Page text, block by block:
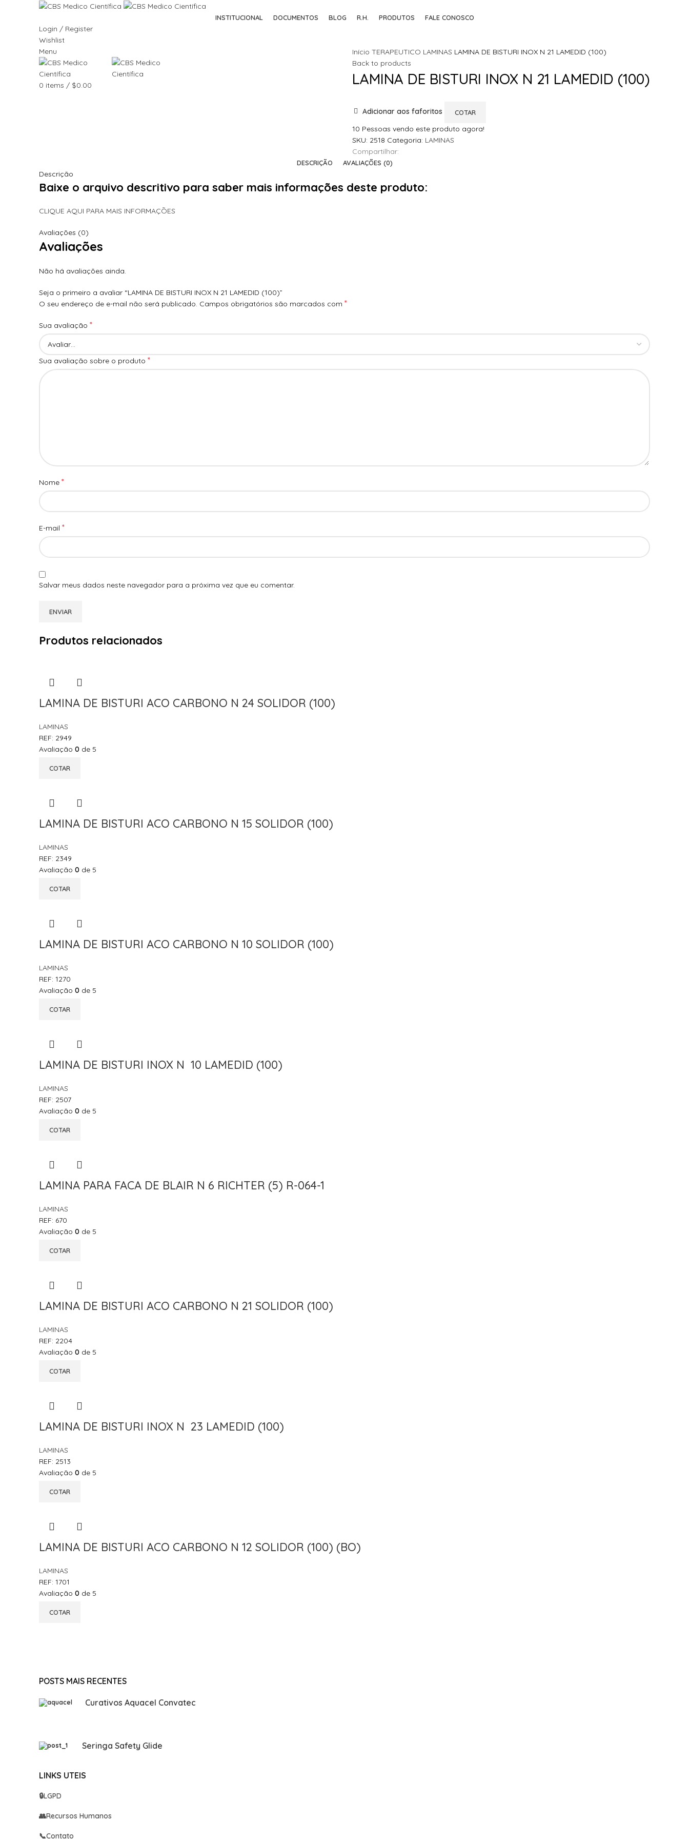
INSTITUCIONAL DOCUMENTOS BLOG R.H. PRODUTOS FALE CONOSCO
Login / Register
Wishlist
Menu
0 items / $0.00
Click to enlarge
Início TERAPEUTICO LAMINAS LAMINA DE BISTURI INOX N 21 LAMEDID (100)
Back to products
LAMINA DE BISTURI INOX N 21 LAMEDID (100)
Adicionar aos faforitos COTAR
10 Pessoas vendo este produto agora!
SKU: 2518 Categoria: LAMINAS
Compartilhar:
DESCRIÇÃO AVALIAÇÕES (0)
Descrição
Baixe o arquivo descritivo para saber mais informações deste produto:
CLIQUE AQUI PARA MAIS INFORMAÇÕES
Avaliações (0)
Avaliações
Não há avaliações ainda.
Seja o primeiro a avaliar “LAMINA DE BISTURI INOX N 21 LAMEDID (100)”
O seu endereço de e-mail não será publicado. Campos obrigatórios são marcados com *
Sua avaliação *
Sua avaliação sobre o produto *
Nome *
E-mail *
Salvar meus dados neste navegador para a próxima vez que eu comentar.
Produtos relacionados
LAMINA DE BISTURI ACO CARBONO N 24 SOLIDOR (100)
LAMINAS
REF: 2949
Avaliação 0 de 5
COTAR
LAMINA DE BISTURI ACO CARBONO N 15 SOLIDOR (100)
LAMINAS
REF: 2349
Avaliação 0 de 5
COTAR
LAMINA DE BISTURI ACO CARBONO N 10 SOLIDOR (100)
LAMINAS
REF: 1270
Avaliação 0 de 5
COTAR
LAMINA DE BISTURI INOX N 10 LAMEDID (100)
LAMINAS
REF: 2507
Avaliação 0 de 5
COTAR
LAMINA PARA FACA DE BLAIR N 6 RICHTER (5) R-064-1
LAMINAS
REF: 670
Avaliação 0 de 5
COTAR
LAMINA DE BISTURI ACO CARBONO N 21 SOLIDOR (100)
LAMINAS
REF: 2204
Avaliação 0 de 5
COTAR
LAMINA DE BISTURI INOX N 23 LAMEDID (100)
LAMINAS
REF: 2513
Avaliação 0 de 5
COTAR
LAMINA DE BISTURI ACO CARBONO N 12 SOLIDOR (100) (BO)
LAMINAS
REF: 1701
Avaliação 0 de 5
COTAR
POSTS MAIS RECENTES
Curativos Aquacel Convatec
Seringa Safety Glide
LINKS UTEIS
🔒LGPD
👥Recursos Humanos
📞Contato